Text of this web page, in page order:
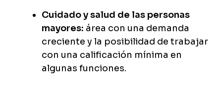
Cuidado y salud de las personas
mayores: área con una demanda
creciente y la posibilidad de trabajar
con una calificación mínima en
algunas funciones.